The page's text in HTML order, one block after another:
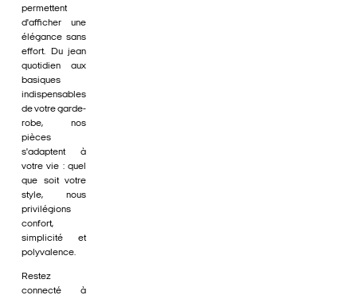
permettent
d'afficher une
élégance sans
effort. Du jean
quotidien aux
basiques
indispensables
de votre garde-
robe, nos
pièces
s'adaptent à
votre vie : quel
que soit votre
style, nous
privilégions
confort,
simplicité et
polyvalence.
Restez
connecté à